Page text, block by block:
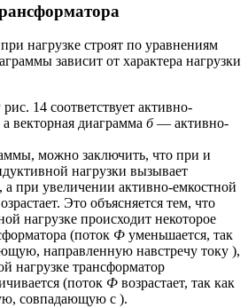
нагрузке строят по уравнениям
зависит от характера нагрузки
рис. 14 соответствует активно-
векторная диаграмма б— активно-
можно заключить, что при и
нагрузки вызывает
при увеличении активно-емкостной
Это объясняется тем, что
нагрузке происходит некоторое
(поток Ф уменьшается, так
направленную навстречу току ),
нагрузке трансформатор
(поток Ф возрастает, так как
совпадающую с ).